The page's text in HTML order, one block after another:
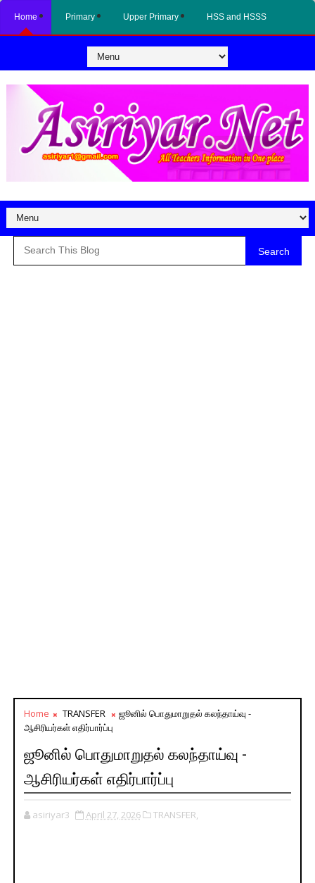
Home Primary Upper Primary HSS and HSSS
Search
Home TRANSFER
ஜூனில் பொதுமாறுதல் கலந்தாய்வு -
ஆசிரியர்கள் எதிர்பார்ப்பு
ஜூனில் பொதுமாறுதல் கலந்தாய்வு -
ஆசிரியர்கள் எதிர்பார்ப்பு
asiriyar3 April 27, 2026 TRANSFER,